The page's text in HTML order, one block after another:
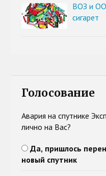
ВОЗ и
сигарет
Голосование
Авария на спутнике
лично на Вас?
Да, пришлось
новый спутник